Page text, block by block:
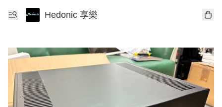
Hedonic 享樂